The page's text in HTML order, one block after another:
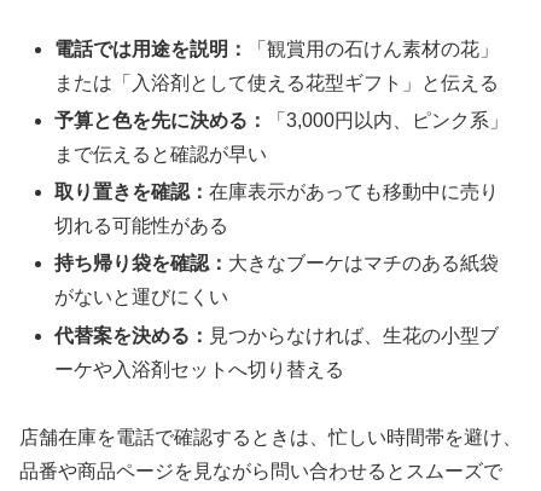
電話では用途を説明：
「観賞用の石けん素材の花」
または「入浴剤として使える花型ギフト」と伝える
予算と色を先に決める：
「3,000円以内、ピンク系」
まで伝えると確認が早い
取り置きを確認：在庫表示があっても移動中に売り
切れる可能性がある
持ち帰り袋を確認： 大きなブーケはマチのある紙袋
がないと運びにくい
代替案を決める： 見つからなければ、生花の小型ブ
ーケや入浴剤セットへ切り替える
店舗在庫を電話で確認するときは、忙しい時間帯を避け、
品番や商品ページを見ながら問い合わせるとスムーズで